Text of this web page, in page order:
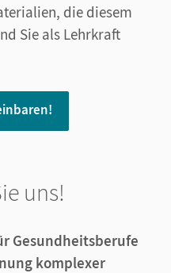
die diesem
Sie als Lehrkraft
uns!
Gesundheitsberufe
komplexer